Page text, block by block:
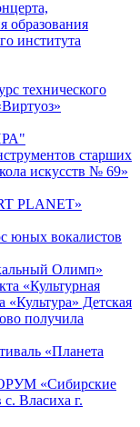
образования
института
технического
старших
искусств № 69»
PLANET»
юных вокалистов
Олимп»
«Культурная
«Культура» Детская
получила
«Планета
«Сибирские
Власиха г.